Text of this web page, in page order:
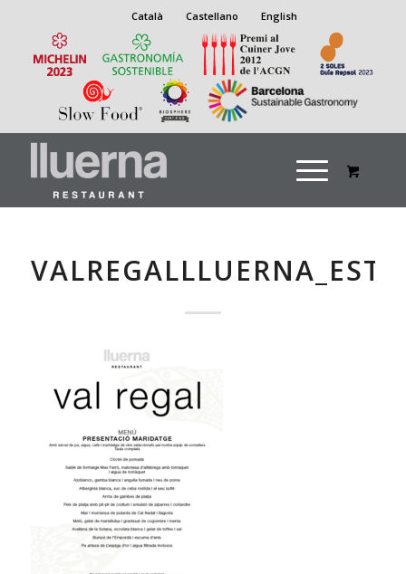
Català Castellano English